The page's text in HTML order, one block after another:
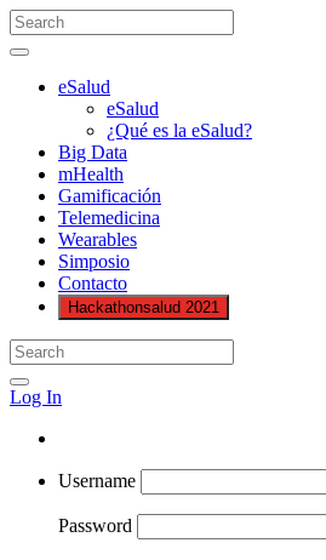
eSalud
eSalud
¿Qué es la eSalud?
Big Data
mHealth
Gamificación
Telemedicina
Wearables
Simposio
Contacto
Hackathonsalud 2021
Log In
Username
Password